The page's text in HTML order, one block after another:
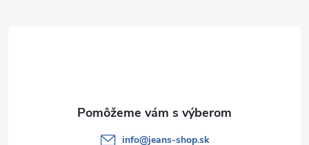
info@jeans-shop.sk